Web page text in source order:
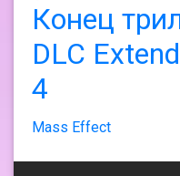
Конец
DLC
4
Mass Effect